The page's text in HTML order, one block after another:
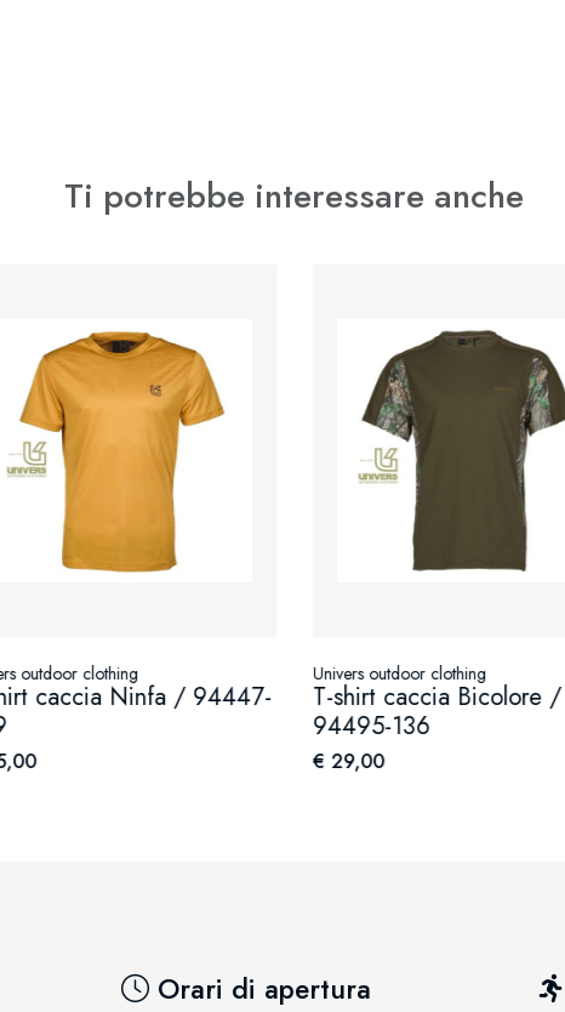
Ti potrebbe interessare anche
outdoor clothing
caccia Ninfa / 94447-
Univers outdoor clothing
T-shirt caccia Bicolore /
94495-136
€ 29,00
Orari di apertura